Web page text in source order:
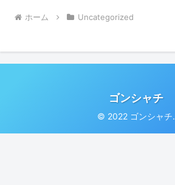
ホーム Uncategorized
ゴンシャチ
© 2022 ゴンシャチ.